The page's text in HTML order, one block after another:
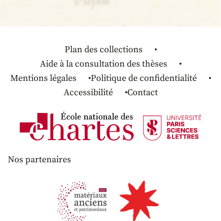
Plan des collections
Aide à la consultation des thèses
Mentions légales
Politique de confidentialité
Accessibilité
Contact
Nos partenaires